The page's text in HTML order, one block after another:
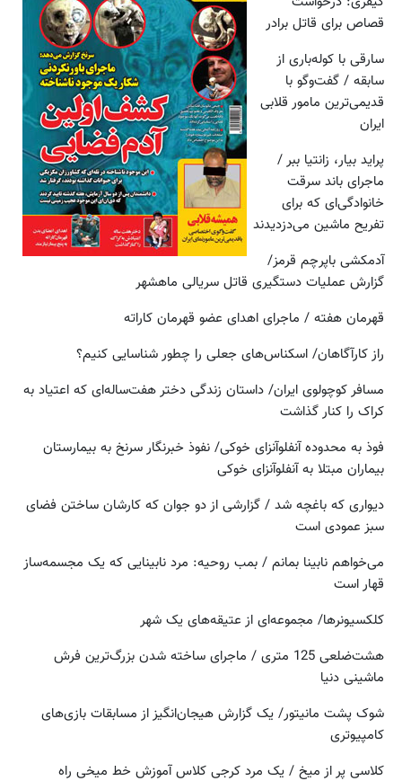
قصاص برای قاتل برادر
سارقی با کوله‌باری از
سابقه / گفت‌وگو با
قدیمی‌ترین مامور قلابی
ایران
پراید بیار، زانتیا ببر /
ماجرای باند سرقت
خانوادگی‌ای که برای
تفریح ماشین می‌‌دزدیدند
آدمکشی باپرچم قرمز/
گزارش عملیات دستگیری قاتل سریالی ماهشهر
قهرمان هفته / ماجرای اهدای عضو قهرمان کاراته
راز کارآگاهان/ اسکناس‌های جعلی را چطور شناسایی کنیم؟
مسافر کوچولوی ایران/ داستان زندگی دختر هفت‌ساله‌ای که اعتیاد به
کراک را کنار گذاشت
فوذ به محدوده آنفلوآنزای خوکی/ نفوذ خبرنگار سرنخ به بیمارستان
بیماران مبتلا به آنفلوآنزای خوکی
دیواری که باغچه شد / گزارشی از دو جوان که کارشان ساختن فضای
سبز عمودی است
می‌خواهم نابینا بمانم / بمب روحیه: مرد نابینایی که یک مجسمه‌ساز
قهار است
کلکسیونرها/ مجموعه‌ای از عتیقه‌های یک شهر
هشت‌ضلعی 125 متری / ماجرای ساخته شدن بزرگ‌ترین فرش
ماشینی دنیا
شوک پشت مانیتور/ یک گزارش هیجان‌انگیز از مسابقات بازی‌های
کامپیوتری
کلاسی پر از میخ / یک مرد کرجی کلاس آموزش خط میخی راه